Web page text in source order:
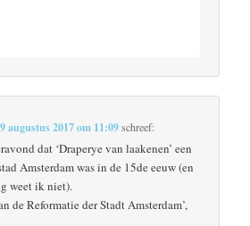
augustus 2017 om 11:09schreef:
dat ‘Draperye van laakenen’ een
Amsterdam was in de 15de eeuw (en
weet ik niet).
de Reformatie der Stadt Amsterdam’,